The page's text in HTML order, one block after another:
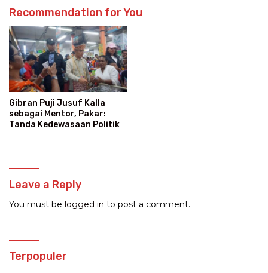
Recommendation for You
Gibran Puji Jusuf Kalla
sebagai Mentor, Pakar:
Tanda Kedewasaan Politik
Leave a Reply
You must be logged in to post a comment.
Terpopuler